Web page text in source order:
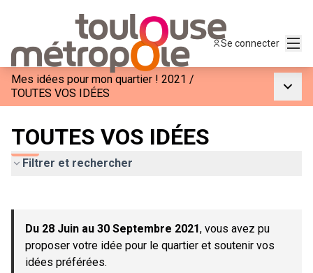
Se connecter
Mes idées pour mon quartier ! 2021 /
TOUTES VOS IDÉES
TOUTES VOS IDÉES
Filtrer et rechercher
−
Du 28 Juin au 30 Septembre 2021, vous avez pu
proposer votre idée pour le quartier et soutenir vos
idées préférées.